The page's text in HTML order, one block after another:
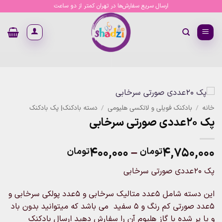
content
ارسال سریع سفارش‌ها در تهران کمتر از دو ساعت
خانه / بادکنک فویلی و لاتکسی هلیومی / دسته بادکنک| پک بادکنک
پک 20عددی صورتی سرخابی
۴,۷۵۰,۰۰۰تومان –۴۰۰,۰۰۰تومان
through
۴,۷۵۰,۰۰۰تومان
پک 20عددی صورتی سرخابی
این دسته شامل 5عدد متالیک سرخابی و 5عدد پولکی سرخابی و
5عدد صورتی کم رنگ و 5 سفید می باشد که میتوانید بدون باد
و یا پر شده با گاز هلیوم آن را سفارش دهید ارسال بادکنک